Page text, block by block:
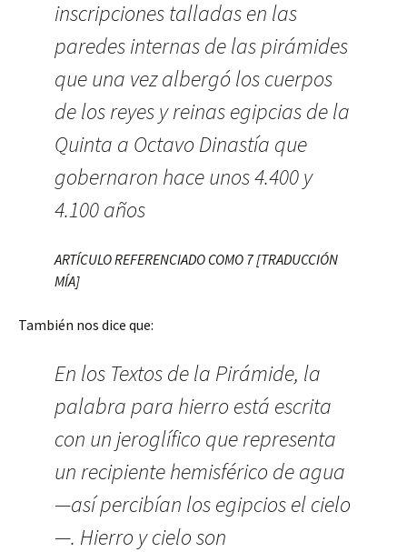
inscripciones talladas en las
paredes internas de las pirámides
que una vez albergó los cuerpos
de los reyes y reinas egipcias de la
Quinta a Octavo Dinastía que
gobernaron hace unos 4.400 y
4.100 años
ARTÍCULO REFERENCIADO COMO 7 [TRADUCCIÓN
MÍA]
También nos dice que:
En los Textos de la Pirámide, la
palabra para hierro está escrita
con un jeroglífico que representa
un recipiente hemisférico de agua
—así percibían los egipcios el cielo
—. Hierro y cielo son